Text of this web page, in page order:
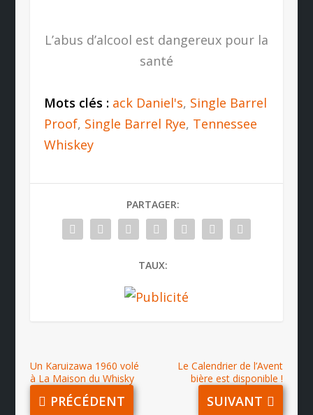
L’abus d’alcool est dangereux pour la
santé
Mots clés : ack Daniel's, Single Barrel
Proof, Single Barrel Rye, Tennessee
Whiskey
PARTAGER:
TAUX:
Un Karuizawa 1960 volé
à La Maison du Whisky
PRÉCÉDENT
Le Calendrier de l’Avent
bière est disponible !
SUIVANT